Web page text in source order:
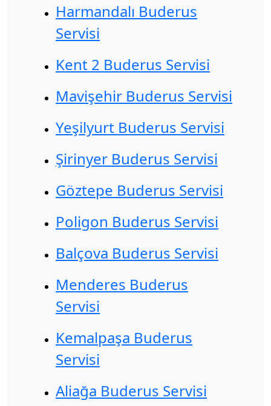
Harmandalı Buderus
Servisi
Kent 2 Buderus Servisi
Mavişehir Buderus Servisi
Yeşilyurt Buderus Servisi
Şirinyer Buderus Servisi
Göztepe Buderus Servisi
Poligon Buderus Servisi
Balçova Buderus Servisi
Menderes Buderus
Servisi
Kemalpaşa Buderus
Servisi
Aliağa Buderus Servisi